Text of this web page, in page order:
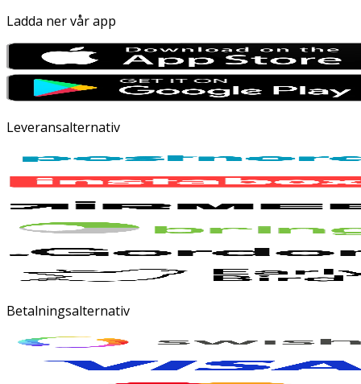
Ladda ner vår app
Leveransalternativ
Betalningsalternativ